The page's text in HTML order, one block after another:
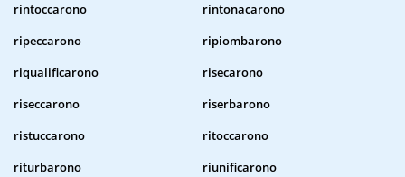
rintoccarono
rintonacarono
ripeccarono
ripiombarono
riqualificarono
risecarono
riseccarono
riserbarono
ristuccarono
ritoccarono
riturbarono
riunificarono